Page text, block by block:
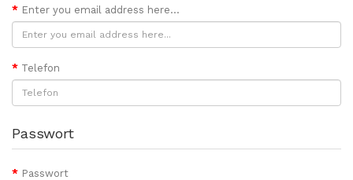
Enter you email address here...
Telefon
Passwort
Passwort